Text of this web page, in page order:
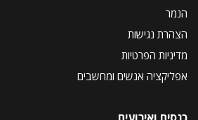
הנמר
הצהרת נגישות
מדיניות הפרטיות
אפליקציה אנשים ומחשבים